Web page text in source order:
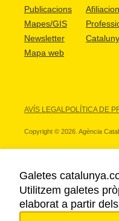
Publicacions
Mapes/GIS
Newsletter
Mapa web
AVÍS LEGALPOLÍTICA DE
Copyright © 2026. Agència
ELS NOSTRES
Galetes
Utilitzem galetes
elaborat a partir